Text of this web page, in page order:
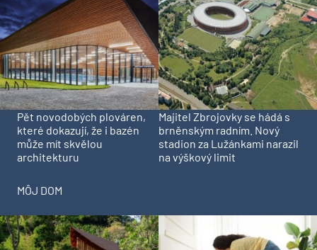
Pět novodobých plováren,
které dokazují, že i bazén
může mít skvělou
architekturu
Majitel Zbrojovky se hádá s
brněnským radním. Nový
stadion za Lužánkami narazil
na výškový limit
MÔJ DOM